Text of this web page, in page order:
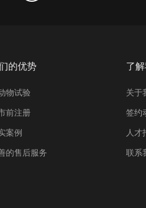
的优势
物试验
前注册
案例
的售后服务
了
关于
签约
人才
联系